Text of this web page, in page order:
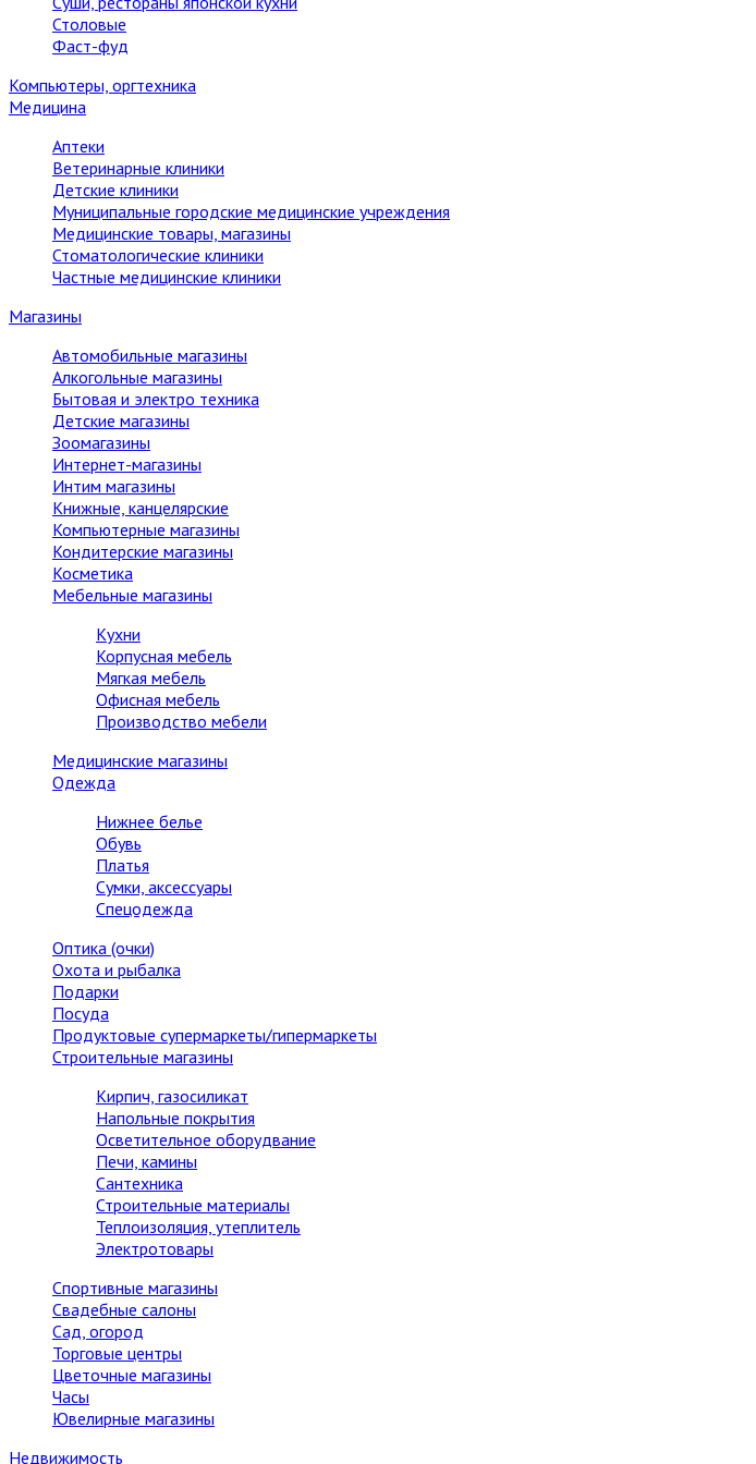
Столовые
Фаст-фуд
Компьютеры, оргтехника
Медицина
Аптеки
Ветеринарные клиники
Детские клиники
Муниципальные городские медицинские учреждения
Медицинские товары, магазины
Стоматологические клиники
Частные медицинские клиники
Магазины
Автомобильные магазины
Алкогольные магазины
Бытовая и электро техника
Детские магазины
Зоомагазины
Интернет-магазины
Интим магазины
Книжные, канцелярские
Компьютерные магазины
Кондитерские магазины
Косметика
Мебельные магазины
Кухни
Корпусная мебель
Мягкая мебель
Офисная мебель
Производство мебели
Медицинские магазины
Одежда
Нижнее белье
Обувь
Платья
Сумки, аксессуары
Спецодежда
Оптика (очки)
Охота и рыбалка
Подарки
Посуда
Продуктовые супермаркеты/гипермаркеты
Строительные магазины
Кирпич, газосиликат
Напольные покрытия
Осветительное оборудвание
Печи, камины
Сантехника
Строительные материалы
Теплоизоляция, утеплитель
Электротовары
Спортивные магазины
Свадебные салоны
Сад, огород
Торговые центры
Цветочные магазины
Часы
Ювелирные магазины
Недвижимость